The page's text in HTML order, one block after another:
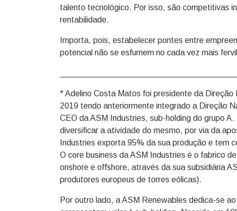
talento tecnológico. Por isso, são competitivas
rentabilidade.
Importa, pois, estabelecer pontes entre
potencial não se esfumem no cada vez mais
* Adelino Costa Matos foi presidente da
2019 tendo anteriormente integrado a Direção
CEO da ASM Industries, sub-holding do grupo
diversificar a atividade do mesmo, por via da
Industries exporta 95% da sua produção e tem
O core business da ASM Industries é o fabrico
onshore e offshore, através da sua subsidiária
produtores europeus de torres eólicas).
Por outro lado, a ASM Renewables dedica-se